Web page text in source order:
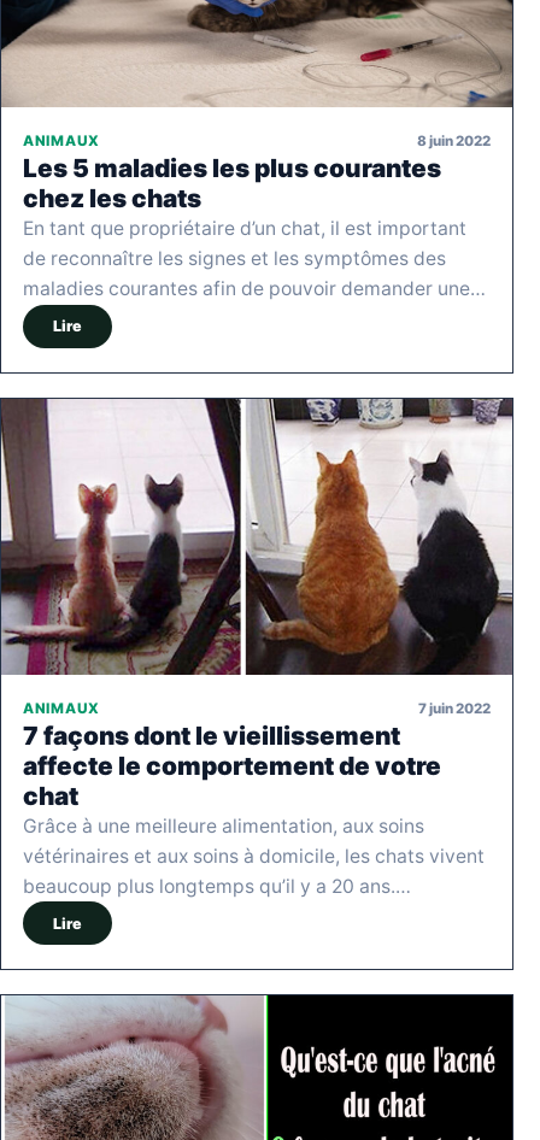
ANIMAUX 8 juin 2022
Les 5 maladies les plus courantes
chez les chats
En tant que propriétaire d’un chat, il est important
de reconnaître les signes et les symptômes des
maladies courantes afin de pouvoir demander une…
Lire
ANIMAUX 7 juin 2022
7 façons dont le vieillissement
affecte le comportement de votre
chat
Grâce à une meilleure alimentation, aux soins
vétérinaires et aux soins à domicile, les chats vivent
beaucoup plus longtemps qu’il y a 20 ans.…
Lire